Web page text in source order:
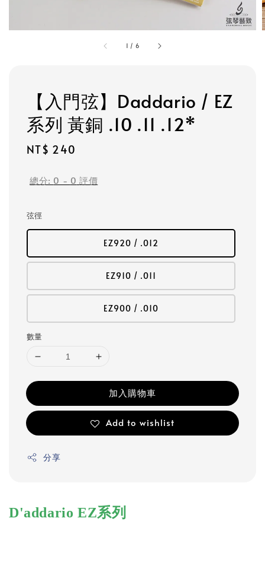
1 / 6
【入門弦】Daddario / EZ
系列 黃銅 .10 .11 .12*
Regular
NT$ 240
總分: 0 - 0 評價
弦徑
EZ920 / .012
EZ910 / .011
EZ900 / .010
數量
加入購物車
Add to wishlist
分享
D'addario EZ系列